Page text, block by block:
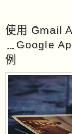
使用 Gmail
﹍Google
例